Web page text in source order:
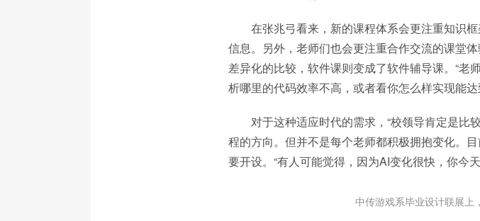
在张兆弓看来，新的课程体系会更注重知识
信息。另外，老师们也会更注重合作交流的课堂
差异化的比较，软件课则变成了软件辅导课。“
析哪里的代码效率不高，或者看你怎么样实现能
对于这种适应时代的需求，“校领导肯定是
程的方向。但并不是每个老师都积极拥抱变化。
要开设。“有人可能觉得，因为AI变化很快，你今
中传游戏系毕业设计联展上